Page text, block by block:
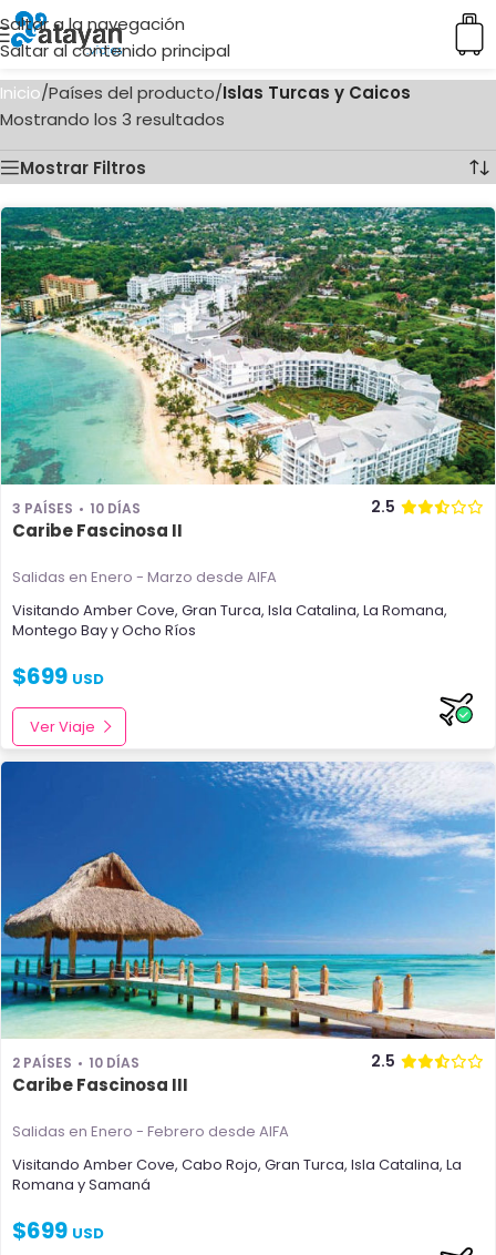
Saltar a la navegación
Saltar al contenido principal
Inicio/Países del producto/Islas Turcas y Caicos
Mostrando los 3 resultados
Mostrar Filtros
3 PAÍSES 10 DÍAS 2.5
Caribe Fascinosa II
Salidas en Enero - Marzo desde AIFA
Visitando Amber Cove, Gran Turca, Isla Catalina, La Romana,
Montego BayyOcho Ríos
$699 USD
Ver Viaje
2 PAÍSES 10 DÍAS 2.5
Caribe Fascinosa III
Salidas en Enero - Febrero desde AIFA
Visitando Amber Cove, Cabo Rojo, Gran Turca, Isla Catalina, La
Romana ySamaná
$699 USD